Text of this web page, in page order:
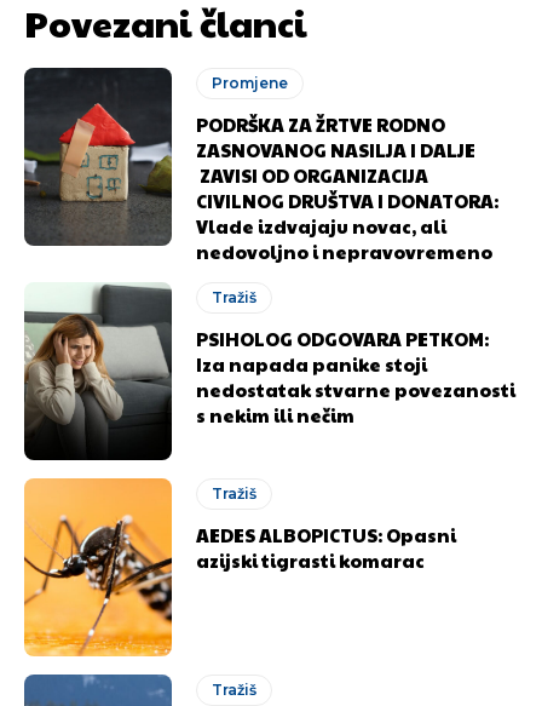
Povezani članci
Promjene
PODRŠKA ZA ŽRTVE RODNO
ZASNOVANOG NASILJA I DALJE
ZAVISI OD ORGANIZACIJA
CIVILNOG DRUŠTVA I DONATORA:
Vlade izdvajaju novac, ali
nedovoljno i nepravovremeno
Tražiš
PSIHOLOG ODGOVARA PETKOM:
Iza napada panike stoji
nedostatak stvarne povezanosti
s nekim ili nečim
Tražiš
AEDES ALBOPICTUS: Opasni
azijski tigrasti komarac
Tražiš